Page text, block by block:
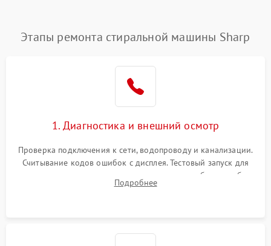
Замена платы управления Подробнее →
Этапы ремонта стиральной машины Sharp
1. Диагностика и внешний осмотр
Проверка подключения к сети, водопроводу и канализации.
Считывание кодов ошибок с дисплея. Тестовый запуск для
выявления посторонних шумов, протечек или сбоев в работе
электронного модуля управления.
Подробнее